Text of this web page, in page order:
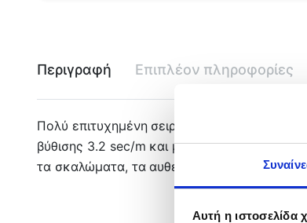
Αυτή η ιστοσελίδα
Περιγραφή Επιπλέον πληροφορίες
Πολύ επιτυχημένη σειρά με τέλεια
βύθισης 3.2 sec/m και μολύβι βάρους 19 gr.
τα σκαλώματα, τα αυθεντικά Trick Hooks